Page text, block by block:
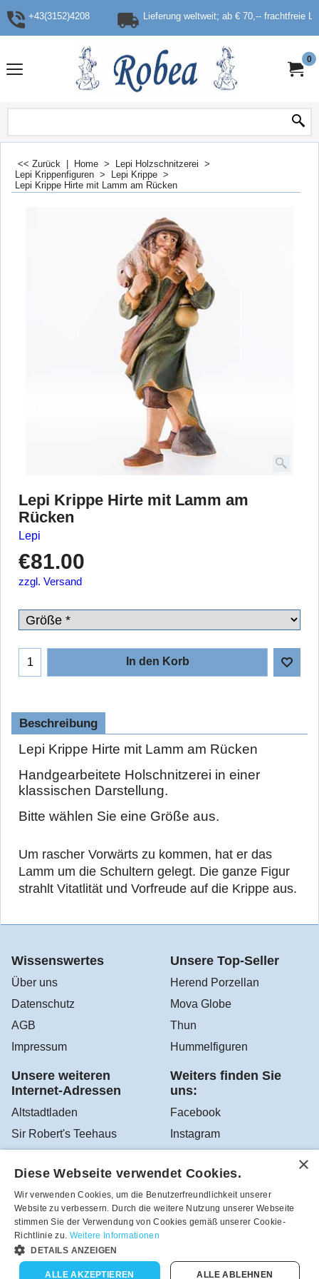
+43(3152)4208 Lieferung weltweit; ab € 70,-- frachtfreie
0
<< Zurück Home > Lepi Holzschnitzerei >
Lepi Krippenfiguren > Lepi Krippe >
Lepi Krippe Hirte mit Lamm am Rücken
Lepi Krippe Hirte mit Lamm am
Rücken
Lepi
€81.00
zzgl. Versand
In den Korb
Beschreibung
Lepi Krippe Hirte mit Lamm am Rücken
Handgearbeitete Holschnitzerei in einer
klassischen Darstellung.
Bitte wählen Sie eine Größe aus.
Um rascher Vorwärts zu kommen, hat er das
Lamm um die Schultern gelegt. Die ganze Figur
strahlt Vitatlität und Vorfreude auf die Krippe aus.
Wissenswertes
Über uns
Datenschutz
AGB
Impressum
Unsere Top-Seller
Herend Porzellan
Mova Globe
Thun
Hummelfiguren
Unsere weiteren
Internet-Adressen
Altstadtladen
Sir Robert's Teehaus
Weiters finden Sie
uns:
Facebook
Instagram
Google Altstadtladen
Robea - Schönes zum Schenken und Sammeln aus dem
Altstadtladen in Feldbach, Österreich - Tel.-Nr.:
+43(3152)4208
Diese Webseite verwendet Cookies.
Wir verwenden Cookies, um die Benutzerfreundlichkeit unserer
Website zu verbessern. Durch die weitere Nutzung unserer Webseite
stimmen Sie der Verwendung von Cookies gemäß unserer Cookie-
Richtlinie zu. Weitere Informationen
DETAILS ANZEIGEN
ALLE AKZEPTIEREN ALLE ABLEHNEN